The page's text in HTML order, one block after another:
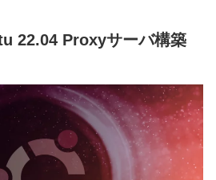
22.04 Proxyサーバ構築